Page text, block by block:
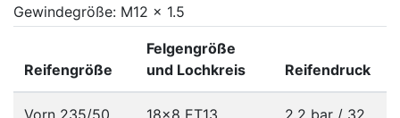
Gewindegröße: M12 x 1.5
Reifengröße
Felgengröße
und Lochkreis
Reifendruck
Vorn 235/50
18x8 ET13
2.2 bar / 32